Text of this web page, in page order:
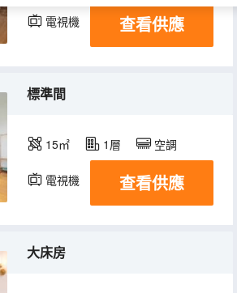
電視機 冰箱
查看供應
標準間
15㎡ 1層 空調
電視機 冰箱
查看供應
大床房